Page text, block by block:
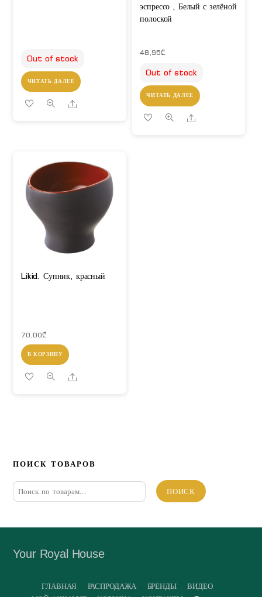
Out of stock
ЧИТАТЬ ДАЛЕЕ
Share
эспрессо , Белый с зелёной
полоской
48,95₾
Out of stock
ЧИТАТЬ ДАЛЕЕ
Share
Likid. Супник, красный
70,00₾
В КОРЗИНУ
Share
ПОИСК ТОВАРОВ
Искать:
ПОИСК
Your Royal House
ГЛАВНАЯ РАСПРОДАЖА БРЕНДЫ
ВИДЕО